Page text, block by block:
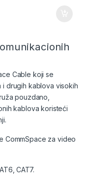
Cable koji se
drugih kablova visokih
pouzdano,
kablova koristeći
CommSpace za video
CAT7.